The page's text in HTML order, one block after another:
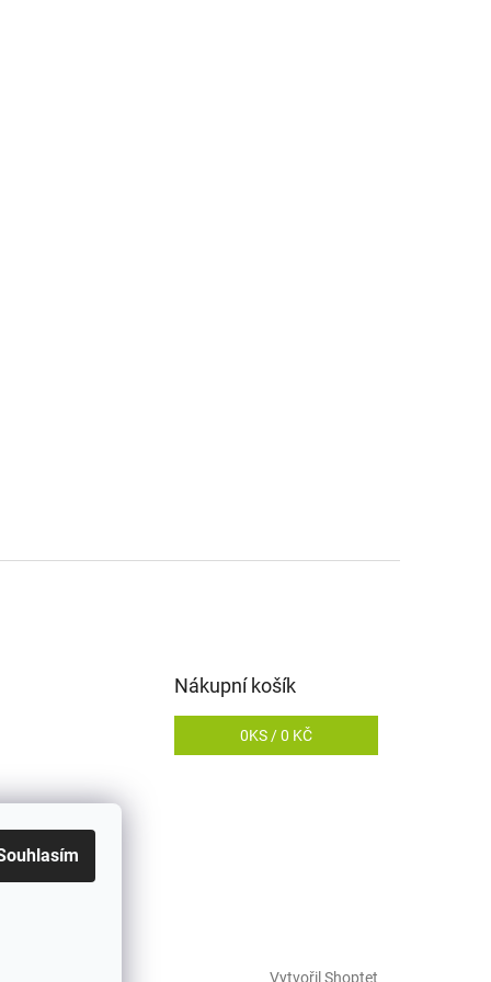
Nákupní košík
0KS /0 KČ
Vytvořil Shoptet